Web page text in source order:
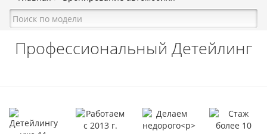
Профессиональный Детейлинг